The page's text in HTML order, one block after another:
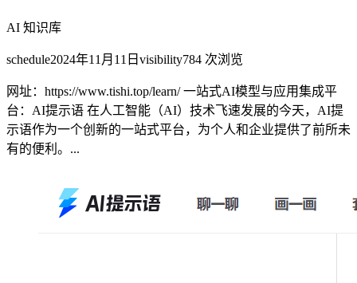
AI 知识库
schedule2024年11月11日 visibility784 次浏览
网址：https://www.tishi.top/learn/ 一站式AI模型与应用集成平
台：AI提示语 在人工智能（AI）技术飞速发展的今天，AI提
示语作为一个创新的一站式平台，为个人和企业提供了前所未
有的便利。...